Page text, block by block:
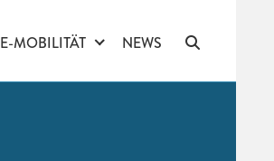
E-MOBILITÄT NEWS